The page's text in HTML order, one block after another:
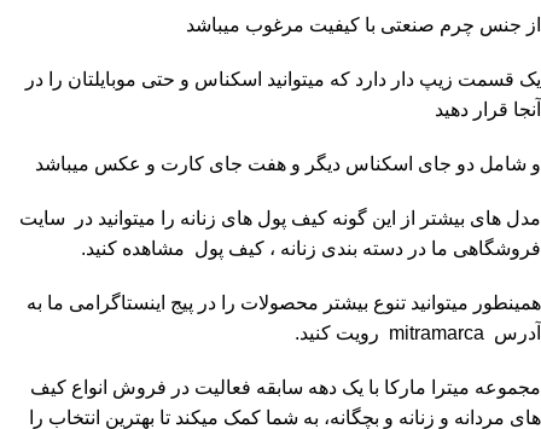
از جنس چرم صنعتی با کیفیت مرغوب میباشد
یک قسمت زیپ دار دارد که میتوانید اسکناس و حتی موبایلتان را در
آنجا قرار دهید
و شامل دو جای اسکناس دیگر و هفت جای کارت و عکس میباشد
مدل های بیشتر از این گونه کیف پول های زنانه را میتوانید در سایت
فروشگاهی ما در دسته بندی زنانه ، کیف پول مشاهده کنید.
همینطور میتوانید تنوع بیشتر محصولات را در پیج اینستاگرامی ما به
آدرس mitramarca رویت کنید.
مجموعه میترا مارکا با یک دهه سابقه فعالیت در فروش انواع کیف
های مردانه و زنانه و بچگانه، به شما کمک میکند تا بهترین انتخاب را